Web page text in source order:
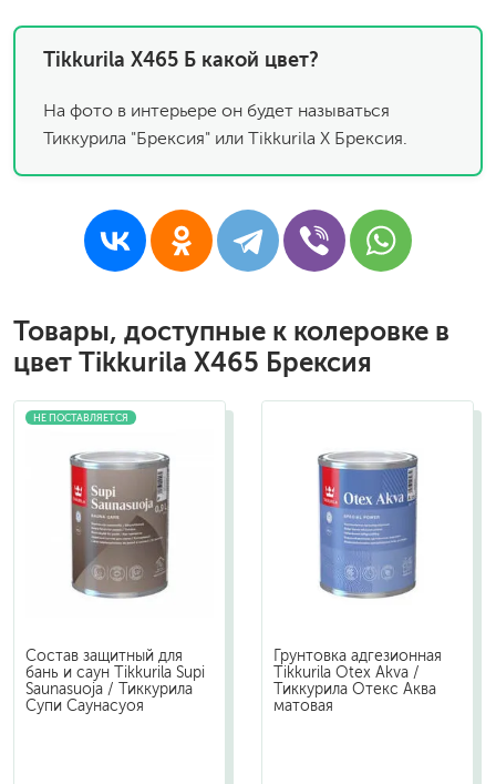
Tikkurila X465 Б какой цвет?
На фото в интерьере он будет называться
Тиккурила "Брексия" или Tikkurila X Брексия.
Товары, доступные к колеровке в
цвет Tikkurila X465 Брексия
НЕ ПОСТАВЛЯЕТСЯ
Состав защитный для
бань и саун Tikkurila Supi
Saunasuoja / Тиккурила
Супи Саунасуоя
Грунтовка адгезионная
Tikkurila Otex Akva /
Тиккурила Отекс Аква
матовая